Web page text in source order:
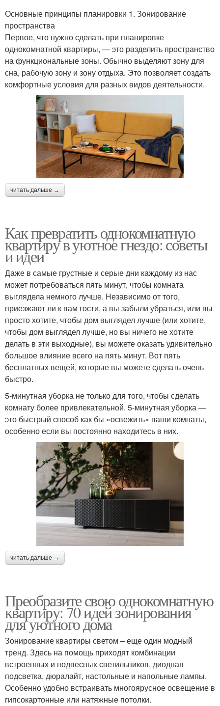
Основные принципы планировки 1. Зонирование
пространства
Первое, что нужно сделать при планировке
однокомнатной квартиры, — это разделить пространство
на функциональные зоны. Обычно выделяют зону для
сна, рабочую зону и зону отдыха. Это позволяет создать
комфортные условия для разных видов деятельности.
читать дальше →
Как превратить однокомнатную
квартиру в уютное гнездо: советы
и идеи
Даже в самые грустные и серые дни каждому из нас
может потребоваться пять минут, чтобы комната
выглядела немного лучше. Независимо от того,
приезжают ли к вам гости, а вы забыли убраться, или вы
просто хотите, чтобы дом выглядел лучше (или хотите,
чтобы дом выглядел лучше, но вы ничего не хотите
делать в эти выходные), вы можете оказать удивительно
большое влияние всего на пять минут. Вот пять
бесплатных вещей, которые вы можете сделать очень
быстро.
5-минутная уборка не только для того, чтобы сделать
комнату более привлекательной. 5-минутная уборка —
это быстрый способ как бы «освежить» ваши комнаты,
особенно если вы постоянно находитесь в них.
читать дальше →
Преобразите свою однокомнатную
квартиру: 70 идей зонирования
для уютного дома
Зонирование квартиры светом – еще один модный
тренд. Здесь на помощь приходят комбинации
встроенных и подвесных светильников, диодная
подсветка, дюралайт, настольные и напольные лампы.
Особенно удобно встраивать многоярусное освещение в
гипсокартонные или натяжные потолки.